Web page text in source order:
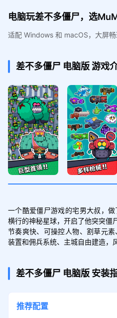
电脑玩差不多僵尸，选
适配 Windows 和 macOS，大屏畅
差不多僵尸 电脑版游戏
一个酷爱僵尸游戏的宅男大叔，
横行的神秘星球，开启了他突突僵
节奏爽快、可操控人物、割草元
装置和佣兵系统、主城自由建造，
差不多僵尸 电脑版 安装
推荐配置